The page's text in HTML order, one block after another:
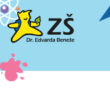
Přejít k hlavnímu obsahu